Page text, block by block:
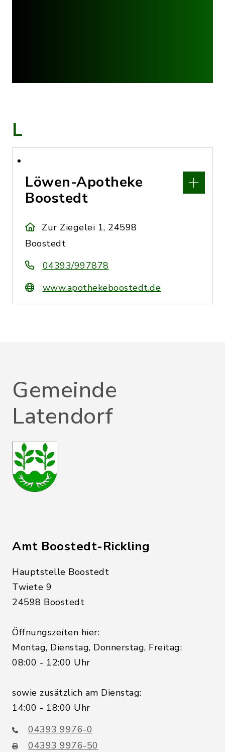
L
Löwen-Apotheke
Boostedt
Zur Ziegelei 1, 24598
Boostedt
04393/997878
www.apothekeboostedt.de
Gemeinde
Latendorf
Amt Boostedt-Rickling
Hauptstelle Boostedt
Twiete 9
24598 Boostedt
Öffnungszeiten hier:
Montag, Dienstag, Donnerstag, Freitag:
08:00 - 12:00 Uhr
sowie zusätzlich am Dienstag:
14:00 - 18:00 Uhr
04393 9976-0
04393 9976-50